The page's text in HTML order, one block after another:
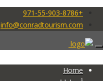
+971-55-903-8786
info@conradtourism.com
Home